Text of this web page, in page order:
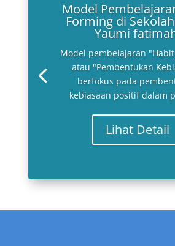
Model
Forming di
Yaumi
Model pembelajaran
atau "Pembentukan
berfokus pada
kebiasaan positif dalam
Lihat Detail